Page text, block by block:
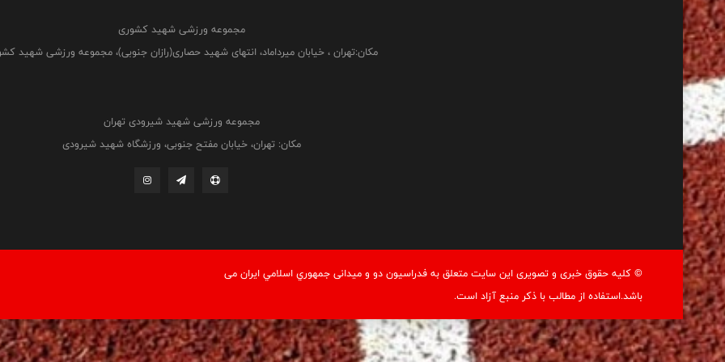
مجموعه ورزشی شهید کشوری
مکان:تهران ، خیابان میرداماد، انتهای شهید حصاری(رازان جنوبی)، مجموعه ورزشی شهید
مجموعه ورزشی شهید شیرودی تهران
مکان: تهران، خیابان مفتح جنوبی، ورزشگاه شهید شیرودی
© کليه حقوق خبری و تصويری اين سايت متعلق به فدراسيون دو و میدانی جمهوري اسلامي ايران می
باشد.استفاده از مطالب با ذكر منبع آزاد است.